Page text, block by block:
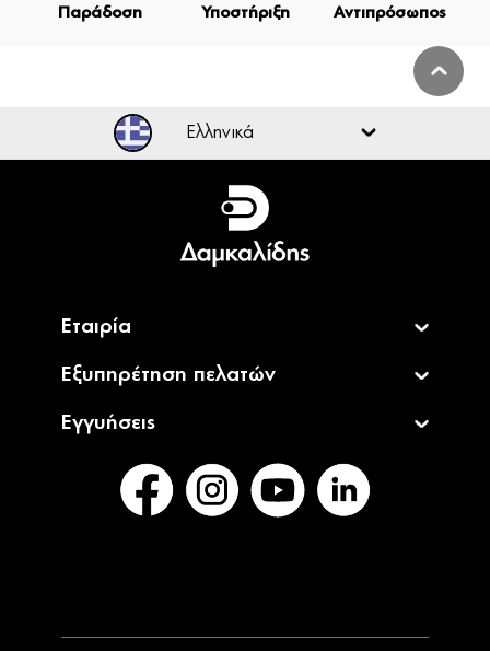
Παράδοση
Υποστήριξη
Αντιπρόσωπος
Ελληνικά
Ελληνικά
English
Εταιρία
Εξυπηρέτηση πελατών
Εγγυήσεις